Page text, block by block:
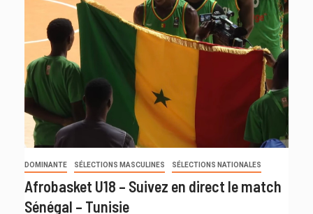
DOMINANTE SÉLECTIONS MASCULINES SÉLECTIONS NATIONALES
Afrobasket U18 – Suivez en direct le match
Sénégal – Tunisie